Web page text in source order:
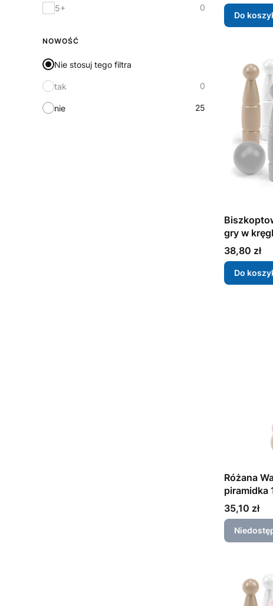
5+ 0
NOWOŚĆ
Nie stosuj tego filtra
tak 0
nie 25
Do
gry w
Cena
38,80 zł
Do
Różana
piramidka
Cena
35,10 zł